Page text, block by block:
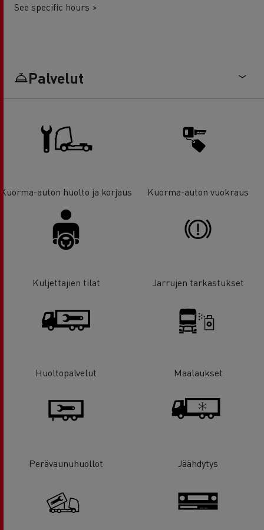
See specific hours >
Palvelut
Kuorma-auton huolto ja korjaus Kuorma-auton vuokraus
Kuljettajien tilat Jarrujen tarkastukset
Huoltopalvelut Maalaukset
Perävaunuhuollot Jäähdytys